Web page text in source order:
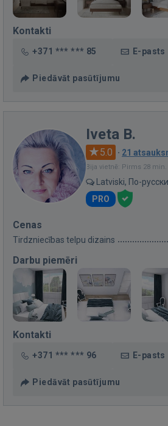
Kontakti
+371 *** *** 85 E-pasts
Piedāvāt pasūtījumu
Iveta B.
5.0 · 21
Bija vietnē: Pirms 28 min.
Latviski, По-
PRO
Cenas
Tirdzniecības telpu dizains
Darbu piemēri
Kontakti
+371 *** *** 96 E-pasts
Piedāvāt pasūtījumu